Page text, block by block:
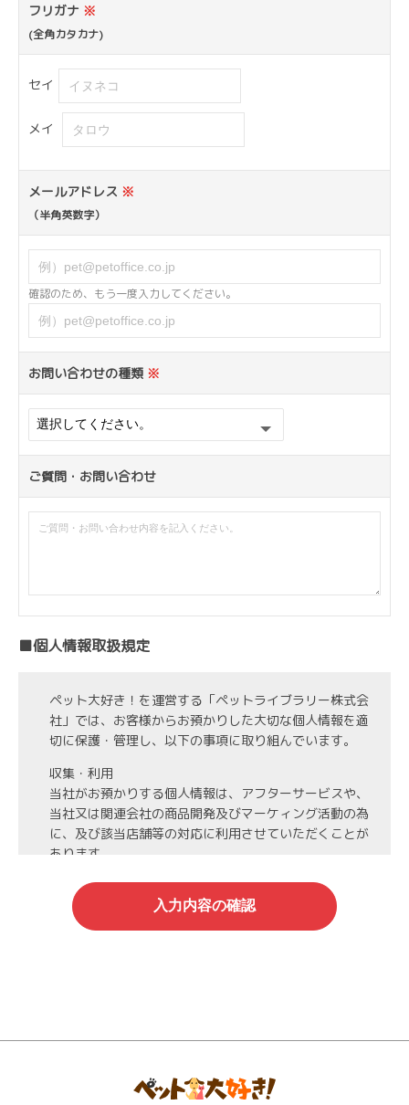
フリガナ ※
(全角カタカナ)
セイ
メイ
メールアドレス ※
（半角英数字）
確認のため、もう一度入力してください。
お問い合わせの種類 ※
ご質問・お問い合わせ
■個人情報取扱規定
ペット大好き！を運営する「ペットライブラリー株式会
社」では、お客様からお預かりした大切な個人情報を適
切に保護・管理し、以下の事項に取り組んでいます。
収集・利用
当社がお預かりする個人情報は、アフターサービスや、
当社又は関連会社の商品開発及びマーケィング活動の為
に、及び該当店舗等の対応に利用させていただくことが
あります。
第3者への開示・委託先の管理
当社がお預かりする個人情報は、お客様の同意・承諾を
得た場合や法令等に基づく開示・提供が必要な場合、人
当社がお預かりする氏名、住所、電話番号等の個人情報
は当社が責任を持って管理し、個人情報への不正アクセ